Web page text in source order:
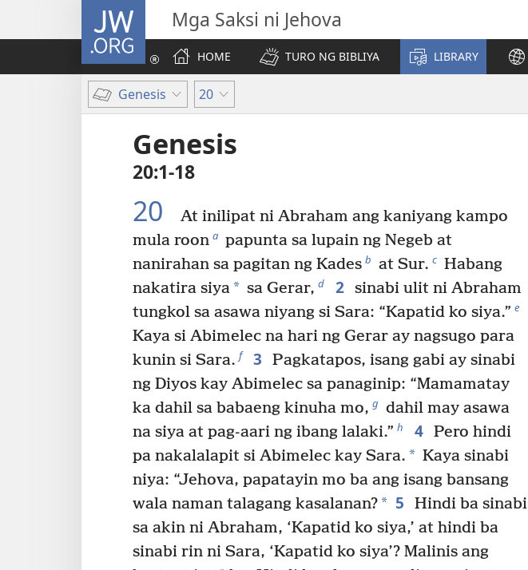
JW.ORG Mga Saksi ni Jehova
HOME
TURO NG BIBLIYA LIBRARY
Genesis 20
Genesis
20:1-18
20
At inilipat ni Abraham ang kaniyang kampo
mula roon a papunta sa lupain ng Negeb at
nanirahan sa pagitan ng Kades b at Sur. c Habang
nakatira siya* sa Gerar, d 2 sinabi ulit ni Abraham
tungkol sa asawa niyang si Sara: “Kapatid ko siya.” e
Kaya si Abimelec na hari ng Gerar ay nagsugo para
kunin si Sara. f 3
Pagkatapos, isang gabi ay sinabi
ng Diyos kay Abimelec sa panaginip: “Mamamatay
ka dahil sa babaeng kinuha mo, g dahil may asawa
na siya at pag-aari ng ibang lalaki.” h 4 Pero hindi
pa nakalalapit si Abimelec kay Sara. * Kaya sinabi
niya: “Jehova, papatayin mo ba ang isang bansang
wala naman talagang kasalanan?* 5
Hindi ba sinabi
sa akin ni Abraham, ‘Kapatid ko siya,’ at hindi ba
sinabi rin ni Sara, ‘Kapatid ko siya’? Malinis ang